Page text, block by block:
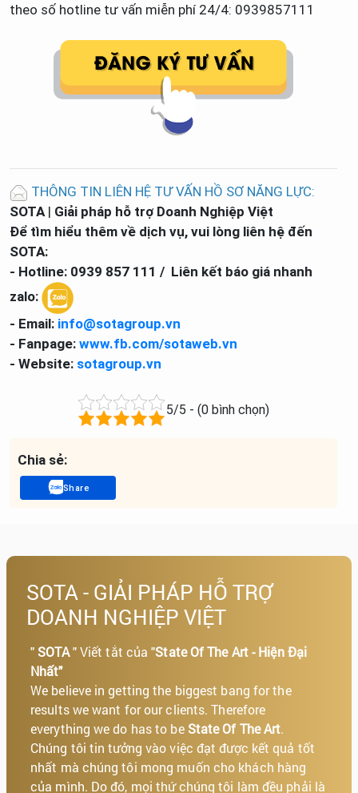
theo số hotline tư vấn miễn phí 24/4: 0939857111
THÔNG TIN LIÊN HỆ TƯ VẤN HỒ SƠ NĂNG LỰC:
SOTA | Giải pháp hỗ trợ Doanh Nghiệp Việt
Để tìm hiểu thêm về dịch vụ, vui lòng liên hệ đến
SOTA:
- Hotline: 0939 857 111 / Liên kết báo giá nhanh
zalo:
- Email: info@sotagroup.vn
- Fanpage:www.fb.com/sotaweb.vn
- Website: sotagroup.vn
5/5 - (0 bình chọn)
Chia sẻ:
Share
SOTA - GIẢI PHÁP HỖ TRỢ
DOANH NGHIỆP VIỆT
"SOTA" Viết tắt của "State Of The Art - Hiện Đại
Nhất"
We believe in getting the biggest bang for the
results we want for our clients. Therefore
everything we do has to beState Of The Art.
Chúng tôi tin tưởng vào việc đạt được kết quả tốt
nhất mà chúng tôi mong muốn cho khách hàng
của mình. Do đó, mọi thứ chúng tôi làm đều phải là